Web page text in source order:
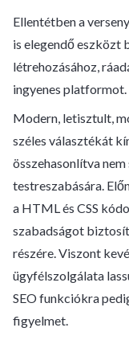
Ellentétben a
is elegendő eszközt
létrehozásához,
ingyenes platformot.
Modern, letisztult,
széles választékát
összehasonlítva
testreszabására.
a HTML és CSS
szabadságot
részére. Viszont
ügyfélszolgálata
SEO funkciókra
figyelmet.